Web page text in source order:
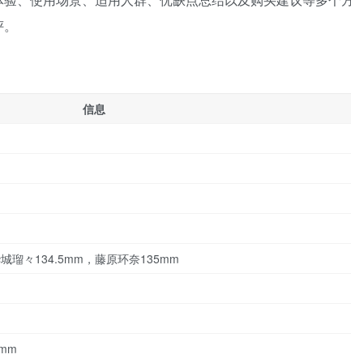
信息
瑠々134.5mm，藤原环奈135mm